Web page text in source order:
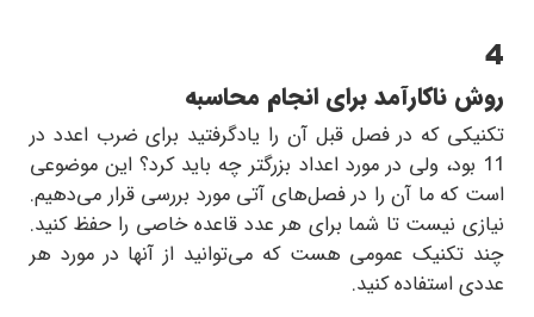
4
روش ناکارآمد برای انجام محاسبه
تکنیکی که در فصل قبل آن را یادگرفتید برای ضرب اعدد در
11 بود، ولی در مورد اعداد بزرگتر چه باید کرد؟ این موضوعی
است که ما آن را در فصل‌های آتی مورد بررسی قرار می‌دهیم.
نیازی نیست تا شما برای هر عدد قاعده خاصی را حفظ کنید.
چند تکنیک عمومی هست که می‌توانید از آنها در مورد هر
عددی استفاده کنید.